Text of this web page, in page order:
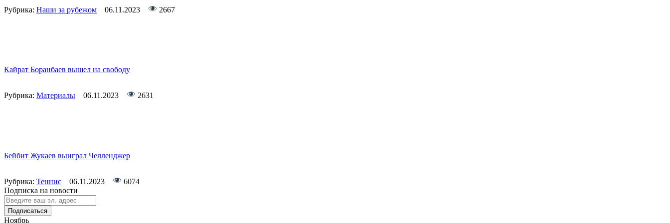
Рубрика: Наши за рубежом 06.11.2023 2667
Кайрат Боранбаев вышел на свободу
Рубрика: Материалы 06.11.2023 2631
Бейбит Жукаев выиграл Челленджер
Рубрика: Теннис 06.11.2023
6074
Подписка на новости
Подписаться
Ноябрь